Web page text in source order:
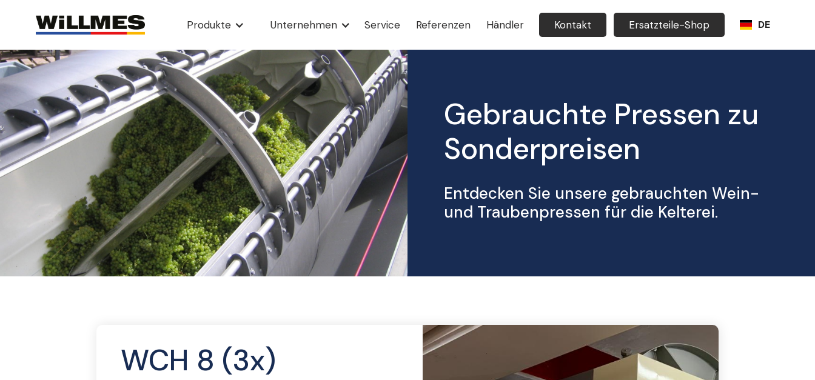
Produkte Unternehmen Service Referenzen Händler Kontakt Ersatzteile-Shop DE
Gebrauchte Pressen zu
Sonderpreisen
Entdecken Sie unsere gebrauchten Wein-
und Traubenpressen für die Kelterei.
WCH 8 (3x)